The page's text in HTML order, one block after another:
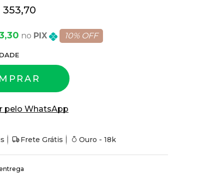
353,70
PIX 10% OFF
pelo WhatsApp
Frete Grátis Ouro - 18k